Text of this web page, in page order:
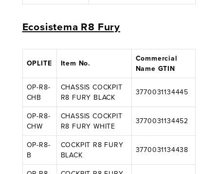
Ecosistema R8 Fury
OPLITE Item No.
Commercial
Name GTIN
OP-R8-
CHB
CHASSIS COCKPIT
R8 FURY BLACK
3770031134445
OP-R8-
CHW
CHASSIS COCKPIT
R8 FURY WHITE
3770031134452
OP-R8-
B
COCKPIT R8 FURY
BLACK
3770031134438